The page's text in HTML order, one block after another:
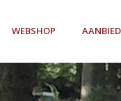
WEBSHOP